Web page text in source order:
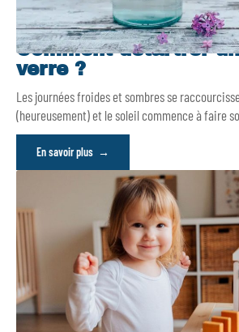
Comment détartrer
verre ?
Les journées froides et sombres se
(heureusement) et le soleil commence à faire
En savoir plus